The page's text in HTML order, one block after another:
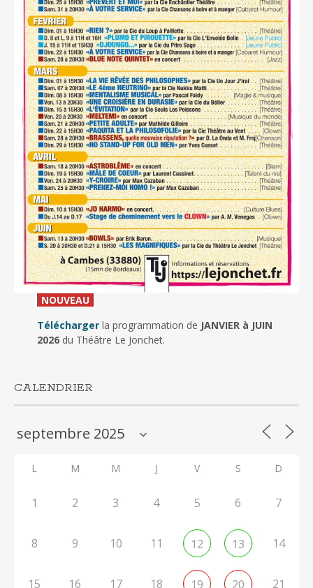
NOUVEAU_
Télécharger la programmation de JANVIER à JUIN
2026du Théâtre Le Jonchet.
CALENDRIER
L M M J V S D
1 2 3 4 5 6 7
8 9 10 11 12 13 14
15 16 17 18 19 20 21